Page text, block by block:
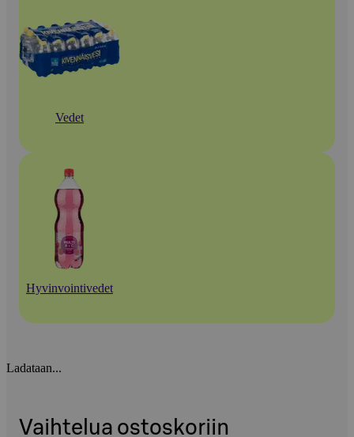
Vedet
Hyvinvointivedet
Ladataan...
Vaihtelua ostoskoriin